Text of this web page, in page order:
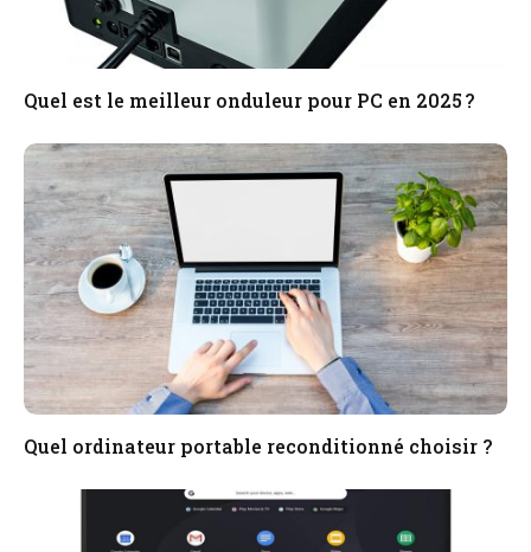
Quel est le meilleur onduleur pour PC en 2025 ?
Quel ordinateur portable reconditionné choisir ?